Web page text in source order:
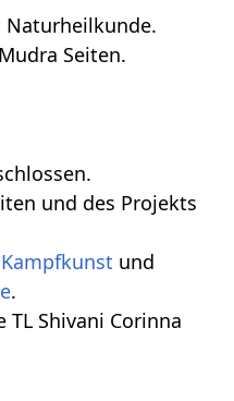
Naturheilkunde.
Seiten.
und des Projekts
Kampfkunst und
.
Shivani Corinna